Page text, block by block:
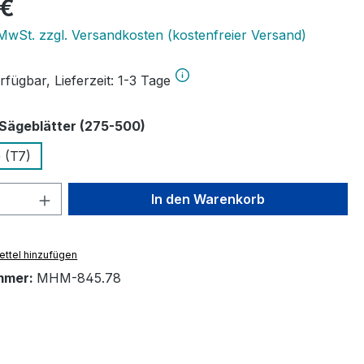
zzgl. Versandkosten (kostenfreier Versand)
Lieferzeit: 1-3 Tage
(275-500)
(T7)
Anzahl: Gib den gewünschten Wert
In den Warenkorb
hinzufügen
MHM-845.78